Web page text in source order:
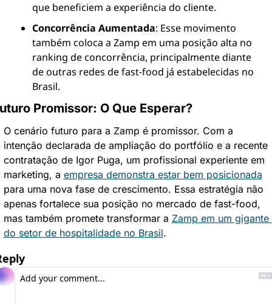
que beneficiem a experiência do cliente.
Concorrência Aumentada: Esse movimento
também coloca a Zamp em uma posição alta no
ranking de concorrência, principalmente diante
de outras redes de fast-food já estabelecidas no
Brasil.
Promissor: O Que Esperar?
O cenário futuro para a Zamp é promissor. Com a
intenção declarada de ampliação do portfólio e a recente
contratação de Igor Puga, um profissional experiente em
marketing, a empresa demonstra estar bem posicionada
para uma nova fase de crescimento. Essa estratégia não
apenas fortalece sua posição no mercado de fast-food,
mas também promete transformar a Zamp em um gigante
do setor de hospitalidade no Brasil.